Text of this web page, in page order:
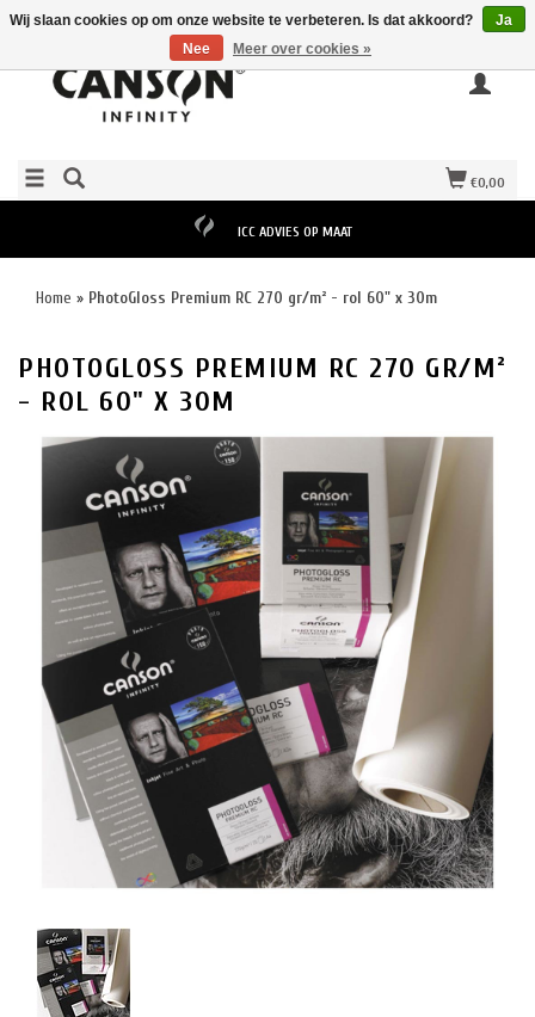
€0,00
ICC ADVIES OP MAAT
Home » PhotoGloss Premium RC 270 gr/m² - rol 60" x 30m
PHOTOGLOSS PREMIUM RC 270 GR/M²
- ROL 60" X 30M
Wij slaan cookies op om onze website te verbeteren. Is dat akkoord?
Ja
Nee
Meer over cookies »